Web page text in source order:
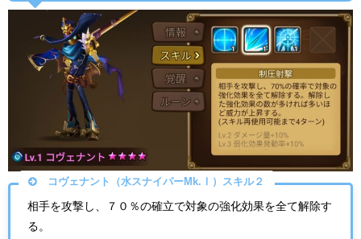
コヴェナント（水スナイパーMk.Ⅰ）スキル２
相手を攻撃し、７０％の確立で対象の強化効果を全て解除す
る。